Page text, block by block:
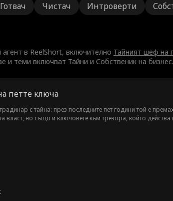
Готвач Чистач Интроверти
в ReelShort, включително Тайният шеф на
и теми включват Тайни и Собственик на
петте ключа
с тайна: през последните пет години той е
власт, но също и ключовете към трезора, който